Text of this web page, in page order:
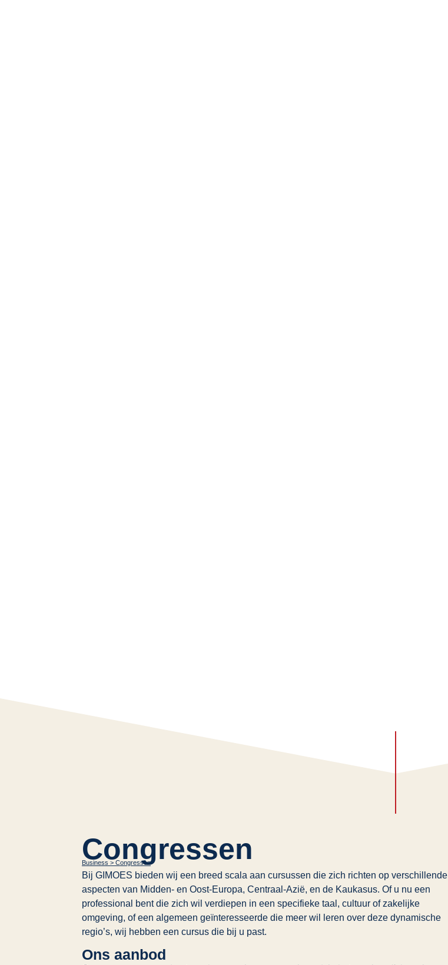
Congressen
Business > Congressen
Bij GIMOES bieden wij een breed scala aan cursussen die zich richten op verschillende
aspecten van Midden- en Oost-Europa, Centraal-Azië, en de Kaukasus. Of u nu een
professional bent die zich wil verdiepen in een specifieke taal, cultuur of zakelijke
omgeving, of een algemeen geïnteresseerde die meer wil leren over deze dynamische
regio’s, wij hebben een cursus die bij u past.
Ons aanbod